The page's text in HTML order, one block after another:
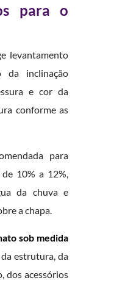
para o
levantamento
da inclinação
e cor da
conforme as
para
10% a 12%,
da chuva e
a chapa.
sob medida
estrutura, da
dos acessórios